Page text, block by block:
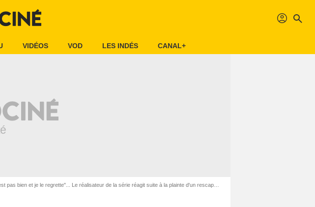
profil search
VIDÉOS VOD LES INDÉS CANAL+
bien et je le regrette"... Le réalisateur de la série réagit suite à la plainte d'un rescapé du Bataclan